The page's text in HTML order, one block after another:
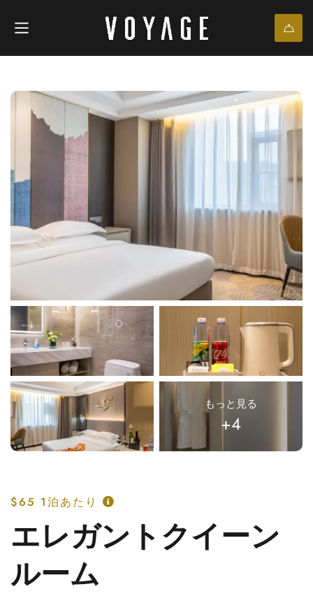
もっと見る
+4
$65 1泊あたり
エレガントクイーン
ルーム